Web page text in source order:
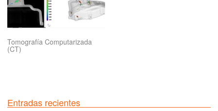
Tomografía Computarizada
(CT)
Entradas recientes